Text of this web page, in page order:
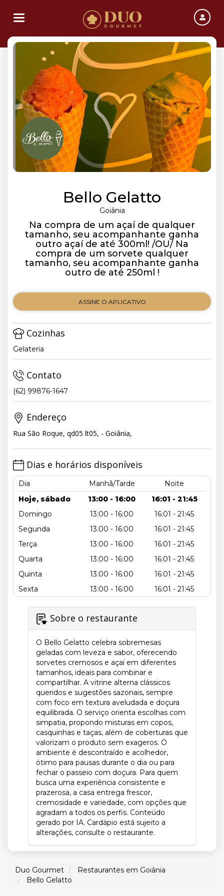
Toggle navigation
Bello Gelatto
Goiânia
Na compra de um açaí de qualquer
tamanho, seu acompanhante ganha
outro açaí de até 300ml! /OU/ Na
compra de um sorvete qualquer
tamanho, seu acompanhante ganha
outro de até 250ml !
ASSINE O APLICATIVO
Cozinhas
Gelateria
Contato
(62) 99876-1647
Endereço
Rua São Roque, qd05 lt05, - Goiânia,
Dias e horários disponíveis
Dia Manhã/Tarde
Noite
Hoje, sábado
13:00 - 16:00
16:01 - 21:45
Domingo
13:00 - 16:00
16:01 - 21:45
Segunda
13:00 - 16:00
16:01 - 21:45
Terça
13:00 - 16:00
16:01 - 21:45
Quarta
13:00 - 16:00
16:01 - 21:45
Quinta
13:00 - 16:00
16:01 - 21:45
Sexta
13:00 - 16:00 16:01 - 21:45
Sobre o restaurante
O Bello Gelatto celebra sobremesas
geladas com leveza e sabor, oferecendo
sorvetes cremosos e açaí em diferentes
tamanhos, ideais para combinar e
compartilhar. A vitrine alterna clássicos
queridos e sugestões sazonais, sempre
com foco em textura aveludada e doçura
equilibrada. O serviço orienta escolhas com
simpatia, propondo misturas em copos,
casquinhas e taças, além de coberturas que
valorizam o produto sem exageros. O
ambiente é descontraído e acolhedor,
ótimo para pausas durante o dia ou para
fechar o passeio com doçura. Para quem
busca uma experiência consistente e
prazerosa, a casa entrega frescor,
cremosidade e variedade, com opções que
agradam a todos os perfis. Conteúdo
gerado por IA. Cardápio está sujeito a
alterações, consulte o restaurante.
Duo Gourmet
Restaurantes em Goiânia
Bello Gelatto